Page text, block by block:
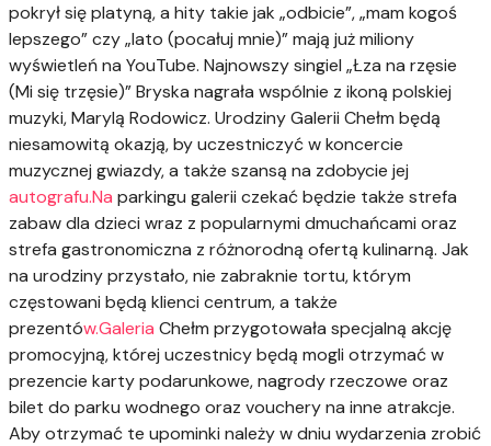
pokrył się platyną, a hity takie jak „odbicie”, „mam kogoś
lepszego” czy „lato (pocałuj mnie)” mają już miliony
wyświetleń na YouTube. Najnowszy singiel „Łza na rzęsie
(Mi się trzęsie)” Bryska nagrała wspólnie z ikoną polskiej
muzyki, Marylą Rodowicz. Urodziny Galerii Chełm będą
niesamowitą okazją, by uczestniczyć w koncercie
muzycznej gwiazdy, a także szansą na zdobycie jej
autografu.Na parkingu galerii czekać będzie także strefa
zabaw dla dzieci wraz z popularnymi dmuchańcami oraz
strefa gastronomiczna z różnorodną ofertą kulinarną. Jak
na urodziny przystało, nie zabraknie tortu, którym
częstowani będą klienci centrum, a także
prezentów.Galeria Chełm przygotowała specjalną akcję
promocyjną, której uczestnicy będą mogli otrzymać w
prezencie karty podarunkowe, nagrody rzeczowe oraz
bilet do parku wodnego oraz vouchery na inne atrakcje.
Aby otrzymać te upominki należy w dniu wydarzenia zrobić